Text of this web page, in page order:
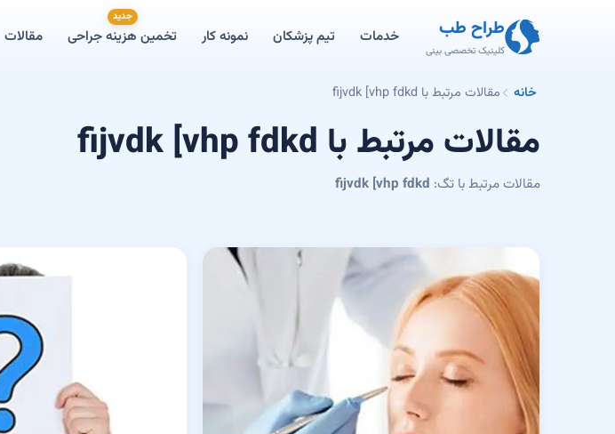
طراح طب
کلینیک تخصصی بینی
خدمات تیم پزشکان نمونه کار
جدید
تخمین هزینه جراحی مقالات
خانه مقالات مرتبط با fijvdk [vhp fdkd
مقالات مرتبط با fijvdk [vhp fdkd
مقالات مرتبط با تگ: fijvdk [vhp fdkd